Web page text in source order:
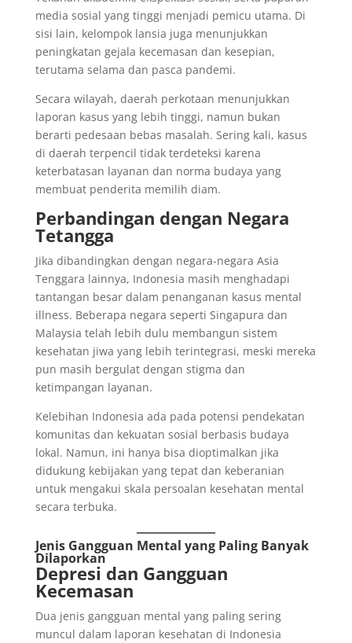
media sosial yang tinggi menjadi pemicu utama. Di
sisi lain, kelompok lansia juga menunjukkan
peningkatan gejala kecemasan dan kesepian,
terutama selama dan pasca pandemi.
Secara wilayah, daerah perkotaan menunjukkan
laporan kasus yang lebih tinggi, namun bukan
berarti pedesaan bebas masalah. Sering kali, kasus
di daerah terpencil tidak terdeteksi karena
keterbatasan layanan dan norma budaya yang
membuat penderita memilih diam.
Perbandingan dengan Negara
Tetangga
Jika dibandingkan dengan negara-negara Asia
Tenggara lainnya, Indonesia masih menghadapi
tantangan besar dalam penanganan kasus mental
illness. Beberapa negara seperti Singapura dan
Malaysia telah lebih dulu membangun sistem
kesehatan jiwa yang lebih terintegrasi, meski mereka
pun masih bergulat dengan stigma dan
ketimpangan layanan.
Kelebihan Indonesia ada pada potensi pendekatan
komunitas dan kekuatan sosial berbasis budaya
lokal. Namun, ini hanya bisa dioptimalkan jika
didukung kebijakan yang tepat dan keberanian
untuk mengakui skala persoalan kesehatan mental
secara terbuka.
Jenis Gangguan Mental yang Paling Banyak
Dilaporkan
Depresi dan Gangguan
Kecemasan
Dua jenis gangguan mental yang paling sering
muncul dalam laporan kesehatan di Indonesia